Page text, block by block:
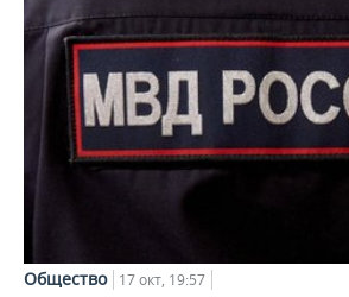
Общество 17 окт, 19:57